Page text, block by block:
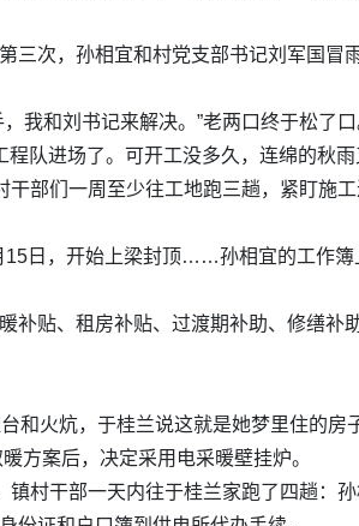
三次，孙相宜和村党支部书记刘军国冒
我和刘书记来解决。”老两口终于松了口
队进场了。可开工没多久，连绵的秋雨
部们一周至少往工地跑三趟，紧盯施
日，开始上梁封顶……孙相宜的工作簿
补贴、租房补贴、过渡期补助、修缮
和火炕，于桂兰说这就是她梦里住的房
方案后，决定采用电采暖壁挂炉。
村干部一天内往于桂兰家跑了四趟：